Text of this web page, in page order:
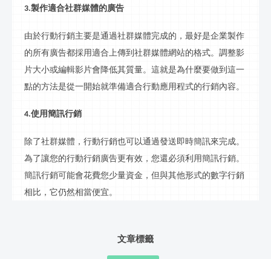
3.製作適合社群媒體的廣告
由於行動行銷主要是通過社群媒體完成的，最好是企業製作
的所有廣告都採用適合上傳到 社群媒體網站的格式。調整影
片大小或編輯影片會降低其質量。這就是為什麼要做到這一
點的方法是從一開始就準備適合行動應用程式的行銷內容。
4.使用簡訊行銷
除了社群媒體， 行動行銷也可以通過發送即時簡訊來完成。
為了讓您的行動行銷廣告更有效，您還必須利用簡訊行銷。
簡訊行銷可能會花費您少量資金，但與其他形式的數字行銷
相比，它仍然相當便宜。
文章標籤